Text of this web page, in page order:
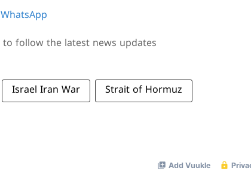
WhatsApp
to follow the latest news updates
Israel Iran War Strait of Hormuz